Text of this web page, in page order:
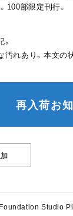
100部限定刊行。
汚れあり。本文の
再入荷お
Foundation Studio